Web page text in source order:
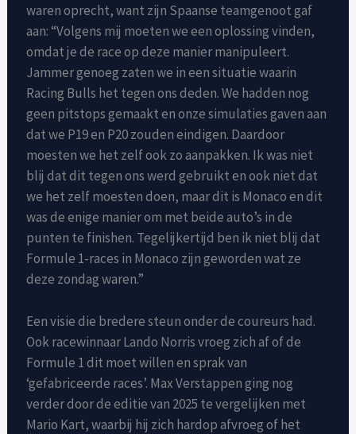
waren oprecht, want zijn Spaanse teamgenoot gaf
aan: “Volgens mij moeten we een oplossing vinden,
omdat je de race op deze manier manipuleert.
Jammer genoeg zaten we in een situatie waarin
Racing Bulls het tegen ons deden. We hadden nog
geen pitstops gemaakt en onze simulaties gaven aan
dat we P19 en P20 zouden eindigen. Daardoor
moesten we het zelf ook zo aanpakken. Ik was niet
blij dat dit tegen ons werd gebruikt en ook niet dat
we het zelf moesten doen, maar dit is Monaco en dit
was de enige manier om met beide auto’s in de
punten te finishen. Tegelijkertijd ben ik niet blij dat
Formule 1-races in Monaco zijn geworden wat ze
deze zondag waren.”
Een visie die bredere steun onder de coureurs had.
Ook racewinnaar Lando Norris vroeg zich af of de
Formule 1 dit moet willen en sprak van
‘gefabriceerde races’. Max Verstappen ging nog
verder door de editie van 2025 te vergelijken met
Mario Kart, waarbij hij zich hardop afvroeg of het